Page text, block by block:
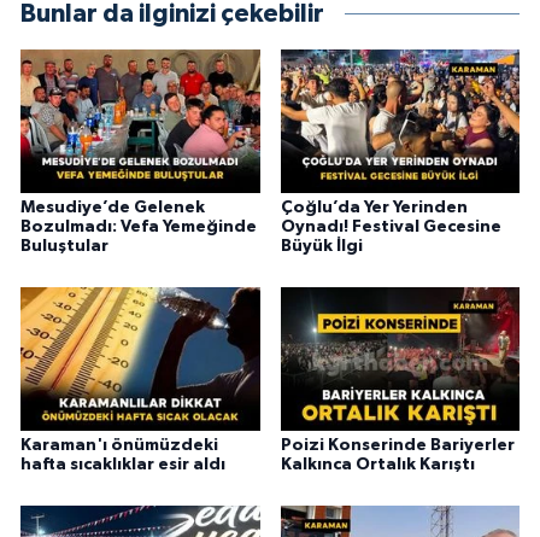
Bunlar da ilginizi çekebilir
Mesudiye’de Gelenek
Bozulmadı: Vefa Yemeğinde
Buluştular
Çoğlu’da Yer Yerinden
Oynadı! Festival Gecesine
Büyük İlgi
Karaman'ı önümüzdeki
hafta sıcaklıklar esir aldı
Poizi Konserinde Bariyerler
Kalkınca Ortalık Karıştı